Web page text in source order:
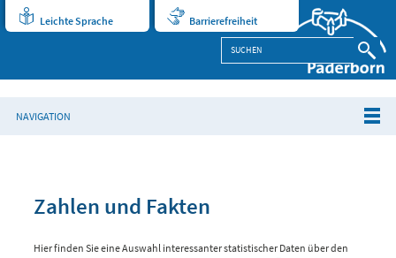
Leichte Sprache Barrierefreiheit
NAVIGATION
Zahlen und Fakten
Hier finden Sie eine Auswahl interessanter statistischer Daten über den